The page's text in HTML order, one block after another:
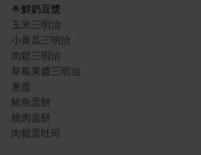
🌟鮮奶豆漿
玉米三明治
小黃瓜三明治
肉鬆三明治
草莓果醬三明治
蔥蛋
鮪魚蛋餅
燒肉蛋餅
肉鬆蛋吐司